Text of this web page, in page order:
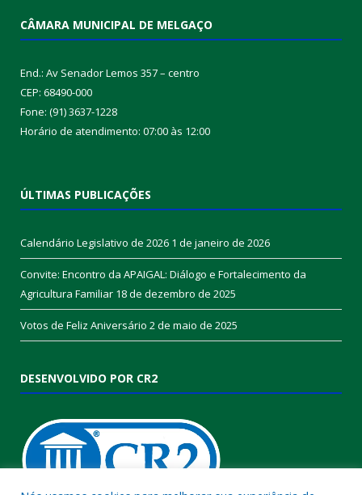
CÂMARA MUNICIPAL DE MELGAÇO
End.: Av Senador Lemos 357 – centro
CEP: 68490-000
Fone: (91) 3637-1228
Horário de atendimento: 07:00 às 12:00
ÚLTIMAS PUBLICAÇÕES
Calendário Legislativo de 2026 1 de janeiro de 2026
Convite: Encontro da APAIGAL: Diálogo e Fortalecimento da
Agricultura Familiar 18 de dezembro de 2025
Votos de Feliz Aniversário 2 de maio de 2025
DESENVOLVIDO POR CR2